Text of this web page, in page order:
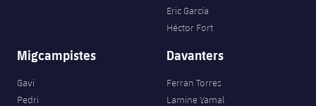
Eric García
Héctor Fort
Migcampistes
Gavi
Pedri
Davanters
Ferran Torres
Lamine Yamal